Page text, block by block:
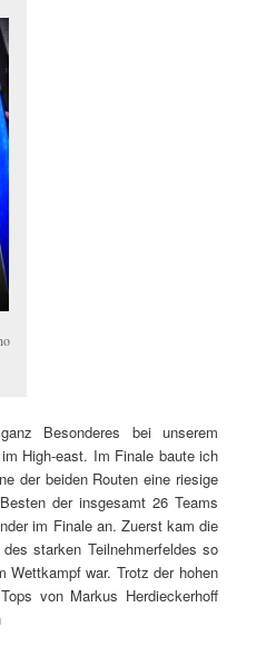
Besonderes bei unserem
High-east. Im Finale baute ich
der beiden Routen eine riesige
der insgesamt 26 Teams
im Finale an. Zuerst kam die
starken Teilnehmerfeldes so
Wettkampf war. Trotz der hohen
von Markus Herdieckerhoff